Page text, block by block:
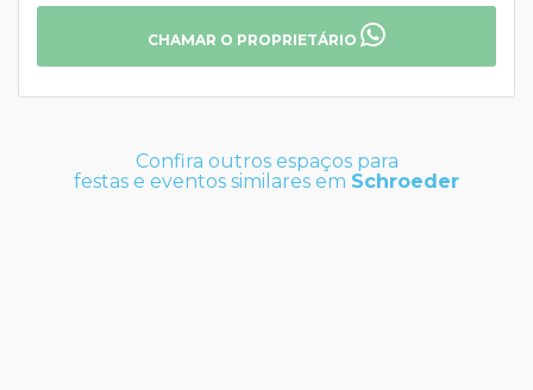
CHAMAR O PROPRIETÁRIO
Confira outros espaços para
festas e eventos similares em Schroeder